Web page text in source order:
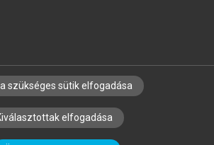
CÉGEKNEK KÖNYVTÁROSOKNAK
ÉS LEKTORÁLÁSI ALAPELVEK
szükséges sütik elfogadása
elfogadása